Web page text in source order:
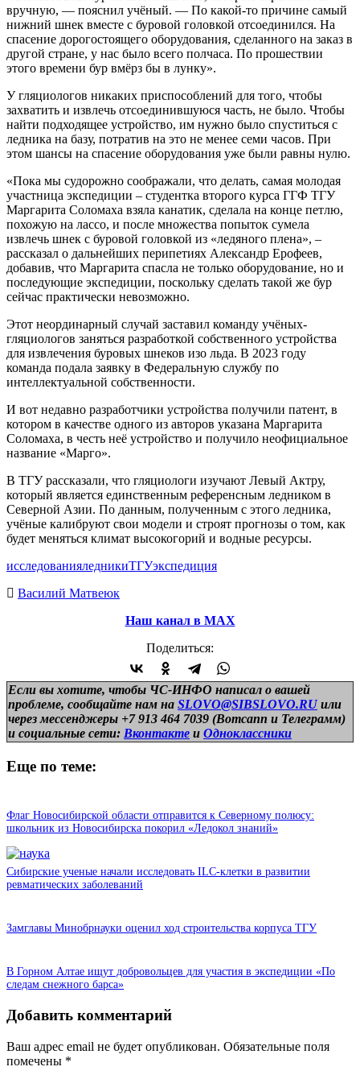
вручную, — пояснил учёный. — По какой-то причине самый
нижний шнек вместе с буровой головкой отсоединился. На
спасение дорогостоящего оборудования, сделанного на заказ в
другой стране, у нас было всего полчаса. По прошествии
этого времени бур вмёрз бы в лунку».
У гляциологов никаких приспособлений для того, чтобы
захватить и извлечь отсоединившуюся часть, не было. Чтобы
найти подходящее устройство, им нужно было спуститься с
ледника на базу, потратив на это не менее семи часов. При
этом шансы на спасение оборудования уже были равны нулю.
«Пока мы судорожно соображали, что делать, самая молодая
участница экспедиции – студентка второго курса ГГФ ТГУ
Маргарита Соломаха взяла канатик, сделала на конце петлю,
похожую на лассо, и после множества попыток сумела
извлечь шнек с буровой головкой из «ледяного плена», –
рассказал о дальнейших перипетиях Александр Ерофеев,
добавив, что Маргарита спасла не только оборудование, но и
последующие экспедиции, поскольку сделать такой же бур
сейчас практически невозможно.
Этот неординарный случай заставил команду учёных-
гляциологов заняться разработкой собственного устройства
для извлечения буровых шнеков изо льда. В 2023 году
команда подала заявку в Федеральную службу по
интеллектуальной собственности.
И вот недавно разработчики устройства получили патент, в
котором в качестве одного из авторов указана Маргарита
Соломаха, в честь неё устройство и получило неофициальное
название «Марго».
В ТГУ рассказали, что гляциологи изучают Левый Актру,
который является единственным референсным ледником в
Северной Азии. По данным, полученным с этого ледника,
учёные калибруют свои модели и строят прогнозы о том, как
будет меняться климат высокогорий и водные ресурсы.
исследованияледникиТГУэкспедиция
Василий Матвеюк
Наш канал в МАХ
Поделиться:
Если вы хотите, чтобы ЧС-ИНФО написал о вашей
проблеме, сообщайте нам на SLOVO@SIBSLOVO.RU или
через мессенджеры +7 913 464 7039 (Вотсапп и Телеграмм)
и социальные сети: Вконтакте и Одноклассники
Еще по теме:
Флаг Новосибирской области отправится к Северному полюсу:
школьник из Новосибирска покорил «Ледокол знаний»
Сибирские ученые начали исследовать ILC‑клетки в развитии
ревматических заболеваний
Замглавы Минобрнауки оценил ход строительства корпуса ТГУ
В Горном Алтае ищут добровольцев для участия в экспедиции «По
следам снежного барса»
Добавить комментарий
Ваш адрес email не будет опубликован. Обязательные поля
помечены *